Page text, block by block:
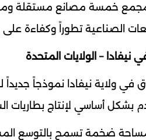
خمسة مصانع مستقلة
الصناعية تطوراً وكفاءة
ولاية نيفادا نموذجاً جديداً
أساسي لإنتاج بطاريات
ضخمة تسمح بالتوسع